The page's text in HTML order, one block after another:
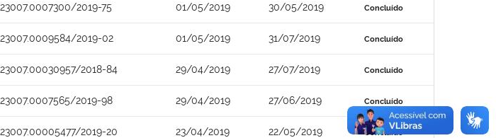
23007.0007300/2019-75 01/05/2019 30/05/2019 Concluído
23007.0009584/2019-02 01/05/2019 31/07/2019 Concluído
23007.00030957/2018-84 29/04/2019 27/07/2019 Concluído
23007.0007565/2019-98 29/04/2019 27/06/2019 Concluído
23007.00005477/2019-20 23/04/2019 22/05/2019 Concluído